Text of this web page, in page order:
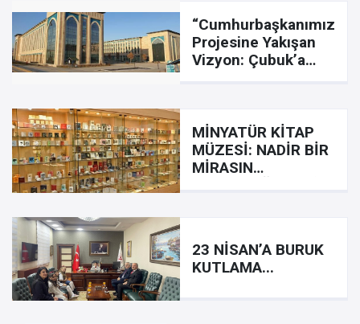
“Cumhurbaşkanımızın
Projesine Yakışan
Vizyon: Çubuk’a
MİNYATÜR KİTAP
MÜZESİ: NADİR BİR
MİRASIN
23 NİSAN’A BURUK
KUTLAMA...